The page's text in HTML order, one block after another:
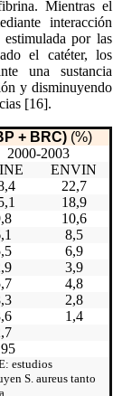
Mientras el
interacción
estimulada por las
el catéter, los
una sustancia
y disminuyendo
[16].
+ BRC) (%)
2000-2003
ENVIN
22,7
18,9
10,6
8,5
6,9
3,9
4,8
2,8
1,4
estudios
S. aureus tanto